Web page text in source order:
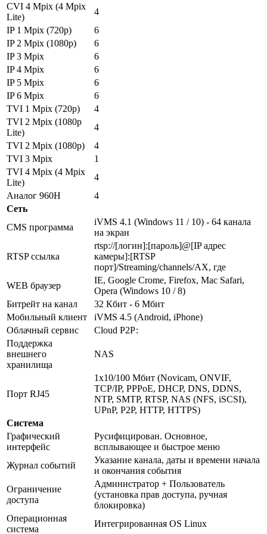
CVI 4 Mpix (4 Mpix
Lite)
4
IP 1 Mpix (720p)
6
IP 2 Mpix (1080p)
6
IP 3 Mpix
6
IP 4 Mpix
6
IP 5 Mpix
6
IP 6 Mpix
6
TVI 1 Mpix (720p)
4
TVI 2 Mpix (1080p
Lite)
4
TVI 2 Mpix (1080p)
4
TVI 3 Mpix
1
TVI 4 Mpix (4 Mpix
Lite)
4
Аналог 960H
4
Сеть
CMS программа
iVMS 4.1 (Windows 11 / 10) - 64 канала
на экран
RTSP ссылка
rtsp://[логин]:[пароль]@[IP адрес
камеры]:[RTSP
порт]/Streaming/channels/AX, где
WEB браузер
IE, Google Crome, Firefox, Mac Safari,
Opera (Windows 10 / 8)
Битрейт на канал
32 Кбит - 6 Мбит
Мобильный клиент
iVMS 4.5 (Android, iPhone)
Облачный сервис
Cloud Р2Р:
Поддержка
внешнего
хранилища
NAS
Порт RJ45
1х10/100 Мбит (Novicam, ONVIF,
TCP/IP, PPPoE, DHCP, DNS, DDNS,
NTP, SMTP, RTSP, NAS (NFS, iSCSI),
UPnP, P2P, HTTP, HTTPS)
Система
Графический
интерфейс
Русифицирован. Основное,
всплывающее и быстрое меню
Журнал событий
Указание канала, даты и времени начала
и окончания события
Ограничение
доступа
Администратор + Пользователь
(установка прав доступа, ручная
блокировка)
Операционная
система
Интегрированная OS Linux